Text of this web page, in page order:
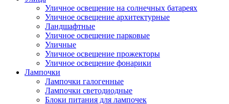
Уличное освещение на солнечных батареях
Уличное освещение архитектурные
Ландшафтные
Уличное освещение парковые
Уличные
Уличное освещение прожекторы
Уличное освещение фонарики
Лампочки
Лампочки галогенные
Лампочки светодиодные
Блоки питания для лампочек